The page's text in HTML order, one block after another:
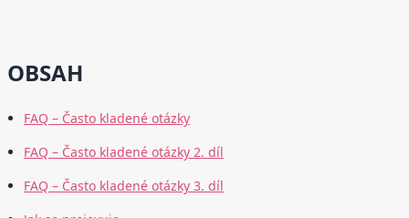
OBSAH
FAQ – Často kladené otázky
FAQ – Často kladené otázky 2. díl
FAQ – Často kladené otázky 3. díl